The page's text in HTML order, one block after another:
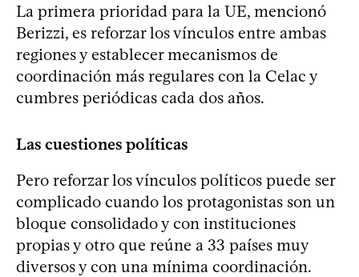
La primera prioridad para la UE, mencionó
Berizzi, es reforzar los vínculos entre ambas
regiones y establecer mecanismos de
coordinación más regulares con la Celac y
cumbres periódicas cada dos años.
Las cuestiones políticas
Pero reforzar los vínculos políticos puede ser
complicado cuando los protagonistas son un
bloque consolidado y con instituciones
propias y otro que reúne a 33 países muy
diversos y con una mínima coordinación.